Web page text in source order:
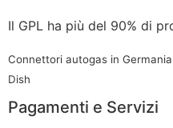
Il GPL ha più del 90% di
Connettori autogas in
Dish
Pagamenti e Servizi